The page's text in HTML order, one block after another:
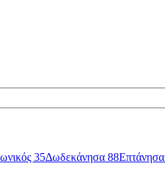
35Δωδεκάνησα 88Επτάνησα